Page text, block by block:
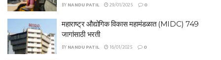
BYNANDU PATIL 29/01/2025 0
महाराष्ट्र औद्योगिक विकास महामंडळात (MIDC) 749
जागांसाठी भरती
BYNANDU PATIL 16/01/2025 0